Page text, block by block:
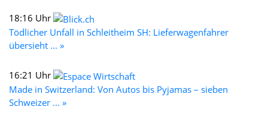
18:16 Uhr
Tödlicher Unfall in Schleitheim SH: Lieferwagenfahrer
übersieht ... »
16:21 Uhr
Made in Switzerland: Von Autos bis Pyjamas – sieben
Schweizer ... »